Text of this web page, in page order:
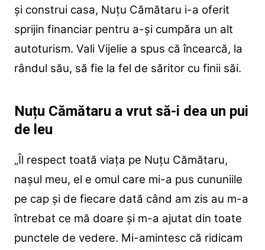
și construi casa, Nuțu Cămătaru i-a oferit
sprijin financiar pentru a-și cumpăra un alt
autoturism. Vali Vijelie a spus că încearcă, la
rândul său, să fie la fel de săritor cu finii săi.
Nuțu Cămătaru a vrut să-i dea un pui
de leu
„Îl respect toată viața pe Nuțu Cămătaru,
nașul meu, el e omul care mi-a pus cununiile
pe cap și de fiecare dată când am zis au m-a
întrebat ce mă doare și m-a ajutat din toate
punctele de vedere. Mi-amintesc că ridicam